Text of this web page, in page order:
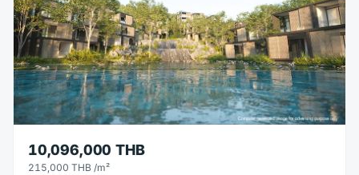
10,096,000 THB
215,000 THB /m²